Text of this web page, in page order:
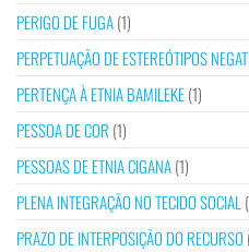
PERIGO DE FUGA(1)
PERPETUAÇÃO DE ESTEREÓTIPOS
PERTENÇA À ETNIA BAMILEKE(1)
PESSOA DE COR (1)
PESSOAS DE ETNIA CIGANA(1)
PLENA INTEGRAÇÃO NO TECIDO SOCIAL
PRAZO DE INTERPOSIÇÃO DO RECURSO